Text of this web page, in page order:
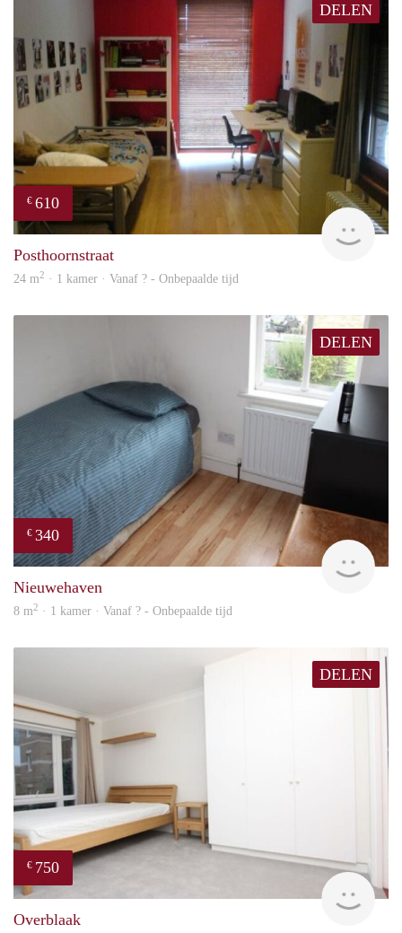
DELEN
€ 610
Posthoornstraat
24 m2 · 1 kamer · Vanaf ? - Onbepaalde tijd
DELEN
€ 340
Nieuwehaven
8 m2 · 1 kamer · Vanaf ? - Onbepaalde tijd
DELEN
€ 750
Overblaak